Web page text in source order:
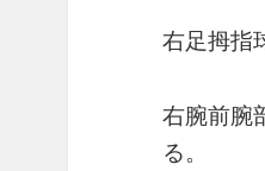
右足拇指
右腕前腕
る。